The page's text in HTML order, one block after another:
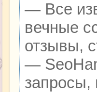
— Все
вечные
отзывы,
—
запросы,